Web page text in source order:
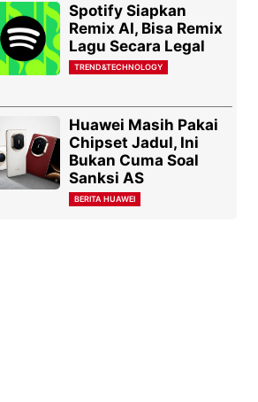
Spotify Siapkan
Remix AI, Bisa Remix
Lagu Secara Legal
TREND&TECHNOLOGY
Huawei Masih Pakai
Chipset Jadul, Ini
Bukan Cuma Soal
Sanksi AS
BERITA HUAWEI